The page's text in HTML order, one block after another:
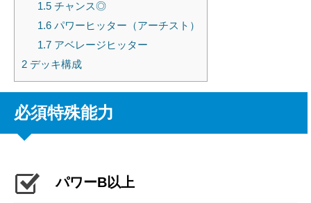
1.5チャンス◎
1.6パワーヒッター（アーチスト）
1.7アベレージヒッター
2 デッキ構成
必須特殊能力
パワーB以上